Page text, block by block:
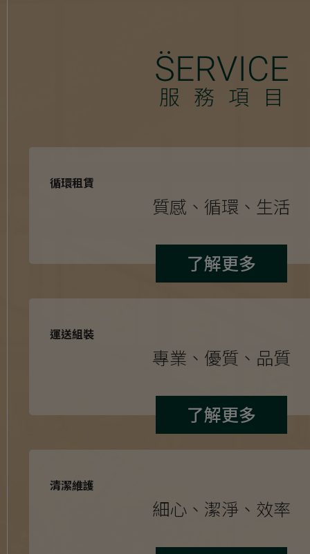
服務項目
循環租賃
質感、循環、生活
了解更多
運送組裝
專業、優質、品質
了解更多
清潔維護
細心、潔淨、效率